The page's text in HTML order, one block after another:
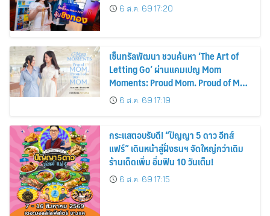
6 ส.ค. 69 17:20
เซ็นทรัลพัฒนา ชวนค้นหา ‘The Art of
Letting Go’ ผ่านแคมเปญ Mom
Moments: Proud Mom. Proud of My
Mom.6 ส.ค. 69 17:19
กระแสตอบรับดี! “ปัญญา 5 ดาว อีทส์
แฟร์” เดินหน้าสู่ฝั่งธนฯ จัดใหญ่กว่าเดิม
ร้านเด็ดเพิ่ม อิ่มฟิน 10 วันเต็ม!
6 ส.ค. 69 17:15